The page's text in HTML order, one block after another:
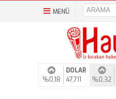
MENÜ
%0,18
DOLAR
47,711
%0,32